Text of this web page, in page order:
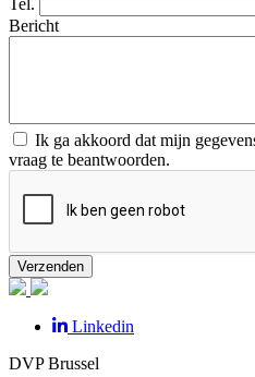
Tel.
Bericht
Ik ga akkoord dat mijn
vraag te beantwoorden.
Verzenden
Linkedin
DVP Brussel